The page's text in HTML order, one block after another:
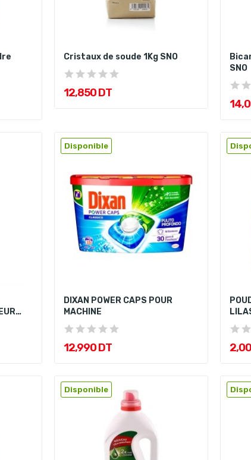
Cristaux de soude 1Kg SNO
12,850 DT
SNO
Disponible
DIXAN POWER CAPS POUR
MACHINE
12,990 DT
Disponible